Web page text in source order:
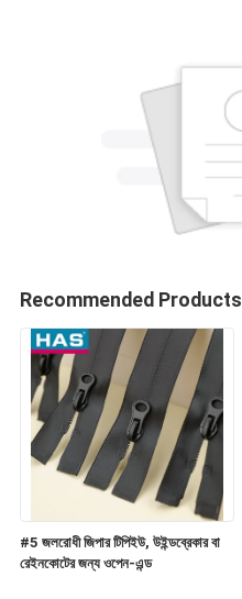
Recommended Products
#5 জলরোধী জিপার টিপিইউ, উইন্ডব্রেকার বা
রেইনকোটের জন্য ওপেন-এন্ড